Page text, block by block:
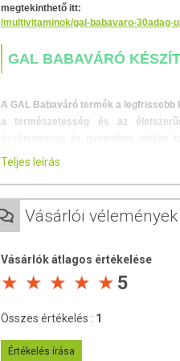
megtekinthető itt:
/multivitaminok/gal-babavaro-30adag-
GAL BABAVÁRÓ
A GAL Babaváró termék a
a természetesség és az
pontosan úgy, ahogyan egy
mellett azok természetes ko-faktorjai
mennyiséget, de nem haladja meg az
Fogyasztási ajánlás:
A szedését már a
legalább 3 hónappal a
követően is.
tojássárgáját, valamint hetente
Teljes leírás
Vásárlói vélemények
Vásárlók átlagos értékelése
5
Összes értékelés : 1
Értékelés írása